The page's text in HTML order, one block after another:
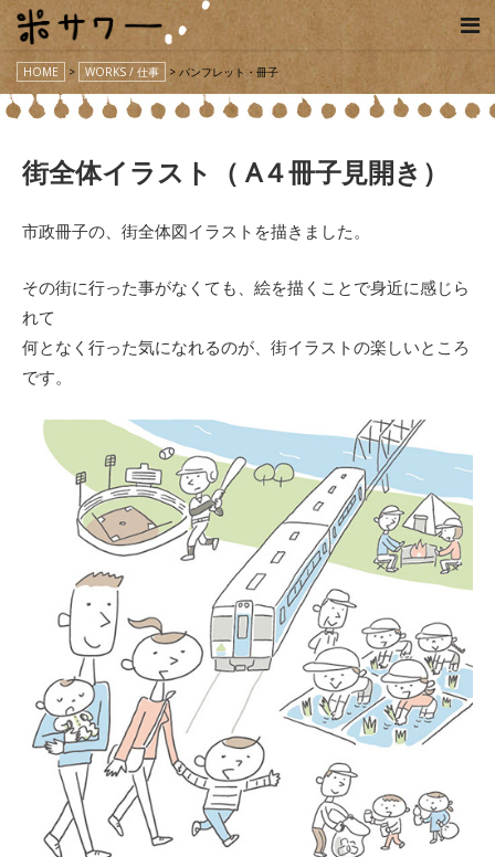
HOME > WORKS / 仕事 > パンフレット・冊子
街全体イラスト（ A４冊子見開き）
市政冊子の、街全体図イラストを描きました。
その街に行った事がなくても、絵を描くことで身近に感じら
れて
何となく行った気になれるのが、街イラストの楽しいところ
です。